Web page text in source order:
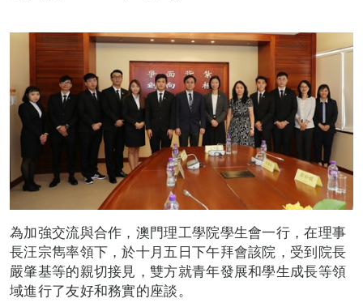
為加強交流與合作，澳門理工學院學生會一行，在理事
長汪宗雋率領下，於十月五日下午拜會該院，受到院長
嚴肇基等的親切接見，雙方就青年發展和學生成長等領
域進行了友好和務實的座談。